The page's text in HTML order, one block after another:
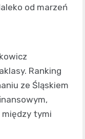
od marzeń
Ranking
ze Śląskiem
tymi